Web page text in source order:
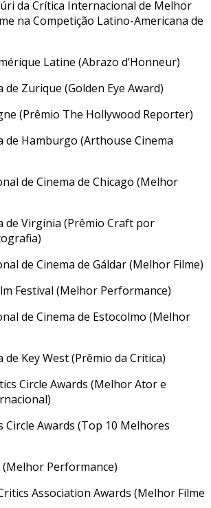
da Crítica Internacional de Melhor
na Competição Latino-Americana de
Latine (Abrazo d’Honneur)
de Zurique (Golden Eye Award)
(Prêmio The Hollywood Reporter)
de Hamburgo (Arthouse Cinema
de Cinema de Chicago (Melhor
de Virgínia (Prêmio Craft por
de Cinema de Gáldar (Melhor Filme)
Festival (Melhor Performance)
de Cinema de Estocolmo (Melhor
de Key West (Prêmio da Crítica)
Circle Awards (Melhor Ator e
Circle Awards (Top 10 Melhores
Performance)
Association Awards (Melhor Filme